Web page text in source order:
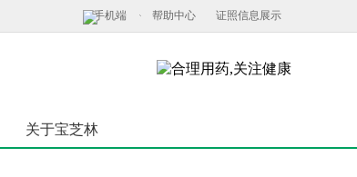
手机端 帮助中心 证照信息展示
关于宝芝林